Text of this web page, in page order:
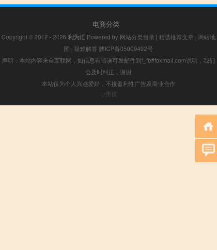
电商分类
Copyright © 2012 - 2026 利为汇 Powered by 网站分类目录 | 精选推荐文章 | 网站地
图 | 疑难解答 陕ICP备05009492号
声明：本站内容来自互联网，如信息有错误可发邮件到f_fb#foxmail.com说明，我们
会及时纠正，谢谢
本站仅为个人兴趣爱好，不接盈利性广告及商业合作
小男孩